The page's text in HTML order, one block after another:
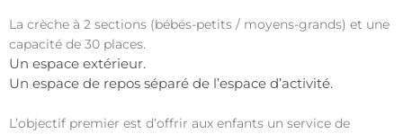
La crèche à 2 sections (bébés-petits / moyens-grands) et une
capacité de 30 places.
Un espace extérieur.
Un espace de repos séparé de l’espace d’activité.
L’objectif premier est d’offrir aux enfants un service de